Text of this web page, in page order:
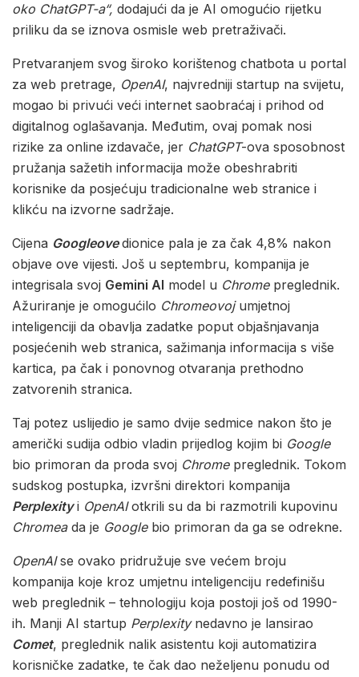
oko ChatGPT-a“, dodajući da je AI omogućio rijetku
priliku da se iznova osmisle web pretraživači.
Pretvaranjem svog široko korištenog chatbota u portal
za web pretrage, OpenAI, najvredniji startup na svijetu,
mogao bi privući veći internet saobraćaj i prihod od
digitalnog oglašavanja. Međutim, ovaj pomak nosi
rizike za online izdavače, jer ChatGPT-ova sposobnost
pružanja sažetih informacija može obeshrabriti
korisnike da posjećuju tradicionalne web stranice i
klikću na izvorne sadržaje.
Cijena Googleovedionice pala je za čak 4,8% nakon
objave ove vijesti. Još u septembru, kompanija je
integrisala svoj Gemini AI model u Chrome preglednik.
Ažuriranje je omogućilo Chromeovoj umjetnoj
inteligenciji da obavlja zadatke poput objašnjavanja
posjećenih web stranica, sažimanja informacija s više
kartica, pa čak i ponovnog otvaranja prethodno
zatvorenih stranica.
Taj potez uslijedio je samo dvije sedmice nakon što je
američki sudija odbio vladin prijedlog kojim bi Google
bio primoran da proda svoj Chrome preglednik. Tokom
sudskog postupka, izvršni direktori kompanija
Perplexity i OpenAIotkrili su da bi razmotrili kupovinu
Chromea da je Google bio primoran da ga se odrekne.
OpenAIse ovako pridružuje sve većem broju
kompanija koje kroz umjetnu inteligenciju redefinišu
web preglednik – tehnologiju koja postoji još od 1990-
ih. Manji AI startup Perplexity nedavno je lansirao
Comet, preglednik nalik asistentu koji automatizira
korisničke zadatke, te čak dao neželjenu ponudu od